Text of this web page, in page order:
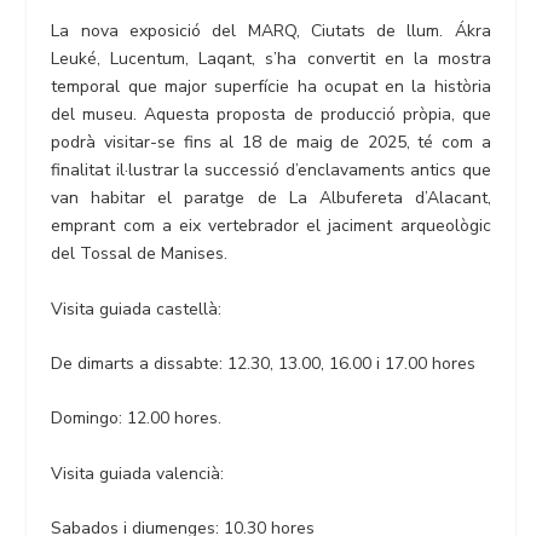
La nova exposició del MARQ, Ciutats de llum. Ákra
Leuké, Lucentum, Laqant, s’ha convertit en la mostra
temporal que major superfície ha ocupat en la història
del museu. Aquesta proposta de producció pròpia, que
podrà visitar-se fins al 18 de maig de 2025, té com a
finalitat il·lustrar la successió d’enclavaments antics que
van habitar el paratge de La Albufereta d’Alacant,
emprant com a eix vertebrador el jaciment arqueològic
del Tossal de Manises.
Visita guiada castellà:
De dimarts a dissabte: 12.30, 13.00, 16.00 i 17.00 hores
Domingo: 12.00 hores.
Visita guiada valencià:
Sabados i diumenges: 10.30 hores